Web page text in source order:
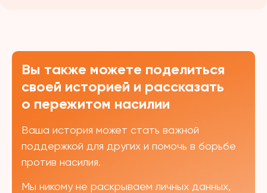
Вы также можете поделиться
своей историей и рассказать
о пережитом насилии
Ваша история может стать важной
поддержкой для других и помочь в борьбе
против насилия.
Мы никому не раскрываем личных данных,